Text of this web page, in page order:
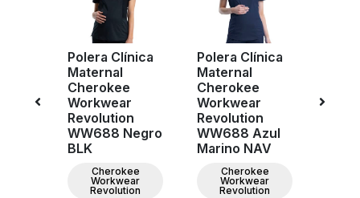
Polera Clínica
Maternal
Cherokee
Workwear
Revolution
WW688 Negro
BLK
Cherokee
Workwear
Revolution
Polera Clínica
Maternal
Cherokee
Workwear
Revolution
WW688 Azul
Marino NAV
Cherokee
Workwear
Revolution